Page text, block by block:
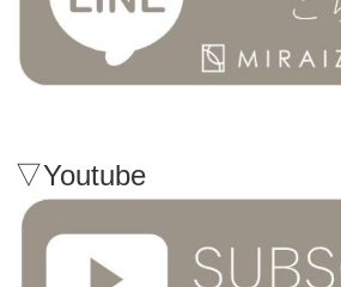
▽Youtube